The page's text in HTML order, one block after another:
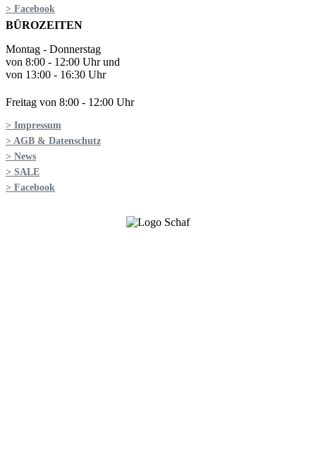
> Facebook
BÜROZEITEN
Montag - Donnerstag
von 8:00 - 12:00 Uhr und
von 13:00 - 16:30 Uhr
Freitag von 8:00 - 12:00 Uhr
> Impressum
> AGB & Datenschutz
> News
> SALE
> Facebook